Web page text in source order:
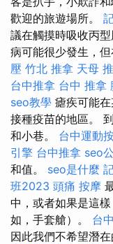
歡迎的旅遊場所。
議在觸摸時吸收丙
病可能很少發生，但
壓 竹北 推拿 天母
台中推拿 台中 推拿
seo教學 瘧疾可能
接種疫苗的地區。
和小巷。 台中運動
引擎 台中推拿 seo
和值。 seo是什麼
班2023 頭痛 按摩
中，或者如果是這
如，手套艙）。 台
因此我們不希望潛在